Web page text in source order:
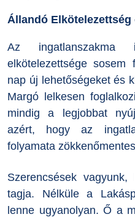
Állandó Elkötelezettség
Az ingatlanszakma
elkötelezettsége
nap új lehetőségeket és
Margó lelkesen
mindig a legjobbat
azért, hogy az
folyamata
Szerencsések
tagja. Nélküle a
lenne ugyanolyan. Ő a